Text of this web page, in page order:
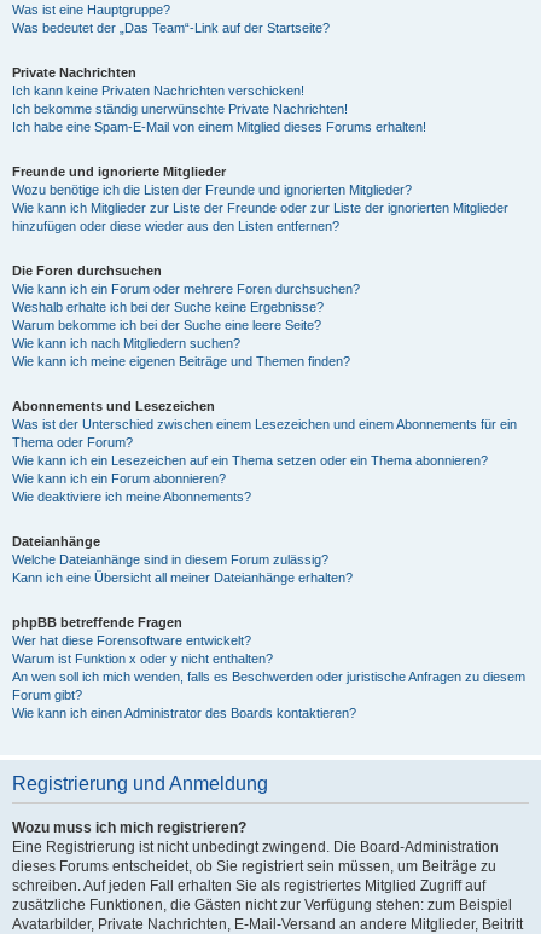
Was ist eine Hauptgruppe?
Was bedeutet der „Das Team“-Link auf der Startseite?
Private Nachrichten
Ich kann keine Privaten Nachrichten verschicken!
Ich bekomme ständig unerwünschte Private Nachrichten!
Ich habe eine Spam-E-Mail von einem Mitglied dieses Forums erhalten!
Freunde und ignorierte Mitglieder
Wozu benötige ich die Listen der Freunde und ignorierten Mitglieder?
Wie kann ich Mitglieder zur Liste der Freunde oder zur Liste der ignorierten Mitglieder
hinzufügen oder diese wieder aus den Listen entfernen?
Die Foren durchsuchen
Wie kann ich ein Forum oder mehrere Foren durchsuchen?
Weshalb erhalte ich bei der Suche keine Ergebnisse?
Warum bekomme ich bei der Suche eine leere Seite?
Wie kann ich nach Mitgliedern suchen?
Wie kann ich meine eigenen Beiträge und Themen finden?
Abonnements und Lesezeichen
Was ist der Unterschied zwischen einem Lesezeichen und einem Abonnements für ein
Thema oder Forum?
Wie kann ich ein Lesezeichen auf ein Thema setzen oder ein Thema abonnieren?
Wie kann ich ein Forum abonnieren?
Wie deaktiviere ich meine Abonnements?
Dateianhänge
Welche Dateianhänge sind in diesem Forum zulässig?
Kann ich eine Übersicht all meiner Dateianhänge erhalten?
phpBB betreffende Fragen
Wer hat diese Forensoftware entwickelt?
Warum ist Funktion x oder y nicht enthalten?
An wen soll ich mich wenden, falls es Beschwerden oder juristische Anfragen zu diesem
Forum gibt?
Wie kann ich einen Administrator des Boards kontaktieren?
Registrierung und Anmeldung
Wozu muss ich mich registrieren?
Eine Registrierung ist nicht unbedingt zwingend. Die Board-Administration
dieses Forums entscheidet, ob Sie registriert sein müssen, um Beiträge zu
schreiben. Auf jeden Fall erhalten Sie als registriertes Mitglied Zugriff auf
zusätzliche Funktionen, die Gästen nicht zur Verfügung stehen: zum Beispiel
Avatarbilder, Private Nachrichten, E-Mail-Versand an andere Mitglieder, Beitritt